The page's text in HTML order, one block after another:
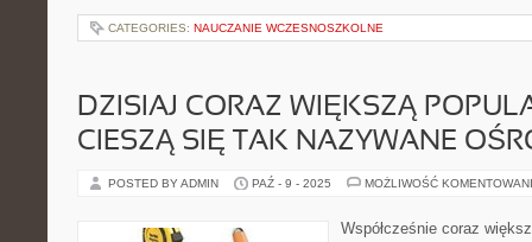
CATEGORIES: NAUCZANIE WCZESNOSZKOLNE
DZISIAJ CORAZ WIĘKSZĄ
CIESZĄ SIĘ TAK NAZYWANE
POSTED BY ADMIN PAŹ - 9 - 2025 MOŻLIWOŚĆ
Współcześnie coraz